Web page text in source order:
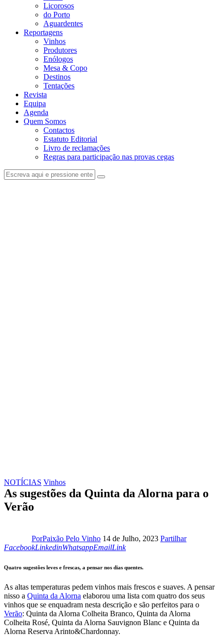
Licorosos
do Porto
Aguardentes
Reportagens
Vinhos
Produtores
Enólogos
Mesa & Copo
Destinos
Tentações
Revista
Equipa
Agenda
Quem Somos
Contactos
Estatuto Editorial
Livro de reclamações
Regras para participação nas provas cegas
NOTÍCIAS Vinhos
As sugestões da Quinta da Alorna para o
Verão
PorPaixão Pelo Vinho 14 de Julho, 2023 Partilhar
FacebookLinkedin
LinkedinWhatsapp
WhatsappEmail
EmailCopy
to
Link
Quatro sugestões leves e frescas, a pensar nos dias quentes.
As altas temperaturas pedem vinhos mais frescos e suaves. A pensar
nisso a Quinta da Alorna elaborou uma lista com quatro dos seus
vinhos que se enquadram nesta descrição e são perfeitos para o
Verão: Quinta da Alorna Colheita Branco, Quinta da Alorna
Colheita Rosé, Quinta da Alorna Sauvignon Blanc e Quinta da
Alorna Reserva Arinto&Chardonnay.